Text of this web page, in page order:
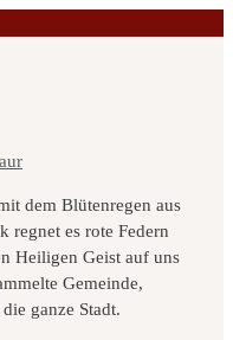
dem Blütenregen aus
regnet es rote Federn
Heiligen Geist auf uns
Gemeinde,
ganze Stadt.